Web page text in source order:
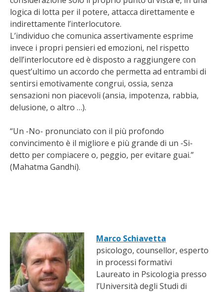
logica di lotta per il potere, attacca direttamente e
indirettamente l’interlocutore.
L’individuo che comunica assertivamente esprime
invece i propri pensieri ed emozioni, nel rispetto
dell’interlocutore ed è disposto a raggiungere con
quest’ultimo un accordo che permetta ad entrambi di
sentirsi emotivamente congrui, ossia, senza
sensazioni non piacevoli (ansia, impotenza, rabbia,
delusione, o altro …).
“Un -No- pronunciato con il più profondo
convincimento è il migliore e più grande di un -Si-
detto per compiacere o, peggio, per evitare guai.”
(Mahatma Gandhi).
Marco Schiavetta
psicologo, counsellor, esperto
in processi formativi
Laureato in Psicologia presso
l’Università degli Studi di